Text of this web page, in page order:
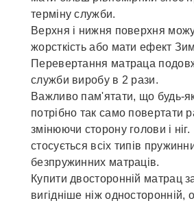
терміну служби.
Верхня і нижня поверхня
жорсткість або мати ефект
Перевертання матраца
служби виробу в 2 рази.
Важливо пам'ятати, що будь-
потрібно так само повертати
змінюючи сторону голови і
стосується всіх типів
безпружинних матраців.
Купити двосторонній матрац
вигідніше ніж односторонній,